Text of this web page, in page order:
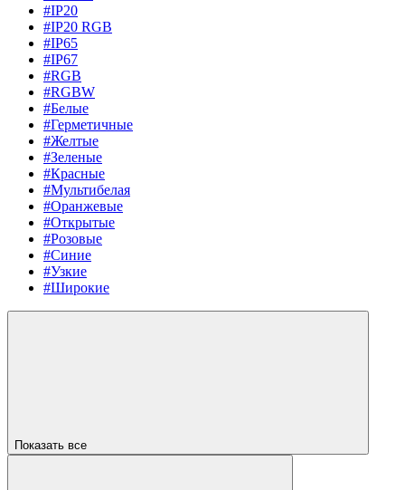
#IP20
#IP20 RGB
#IP65
#IP67
#RGB
#RGBW
#Белые
#Герметичные
#Желтые
#Зеленые
#Красные
#Мультибелая
#Оранжевые
#Открытые
#Розовые
#Синие
#Узкие
#Широкие
Показать все